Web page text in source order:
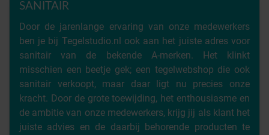
SANITAIR
Door de jarenlange ervaring van onze medewerkers
ben je bij Tegelstudio.nl ook aan het juiste adres voor
sanitair van de bekende A-merken. Het klinkt
misschien een beetje gek; een tegelwebshop die ook
sanitair verkoopt, maar daar ligt nu precies onze
kracht. Door de grote toewijding, het enthousiasme en
de ambitie van onze medewerkers, krijg jij als klant het
juiste advies en de daarbij behorende producten te